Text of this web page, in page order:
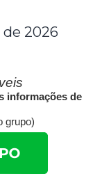
de 2026
informações de
grupo)